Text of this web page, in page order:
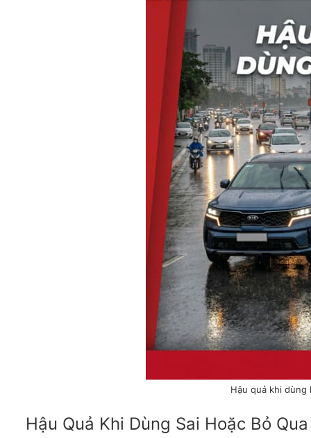
Hậu quả khi
Hậu Quả Khi Dùng Sai Hoặc Bỏ